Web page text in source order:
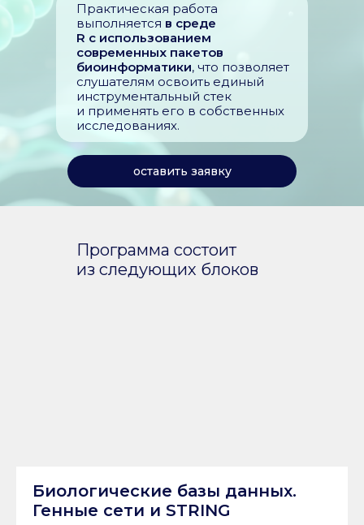
Практическая работа
выполняется в среде
R с использованием
современных пакетов
биоинформатики, что позволяет
слушателям освоить единый
инструментальный стек
и применять его в собственных
исследованиях.
оставить заявку
Программа состоит
из следующих блоков
Биологические базы данных.
Генные сети и STRING